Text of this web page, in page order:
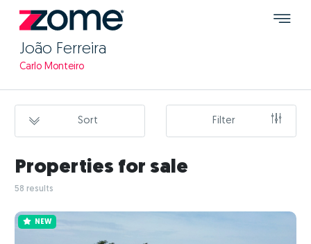
João Ferreira
Carlo Monteiro
Sort Filter
Properties for sale
58 results
NEW